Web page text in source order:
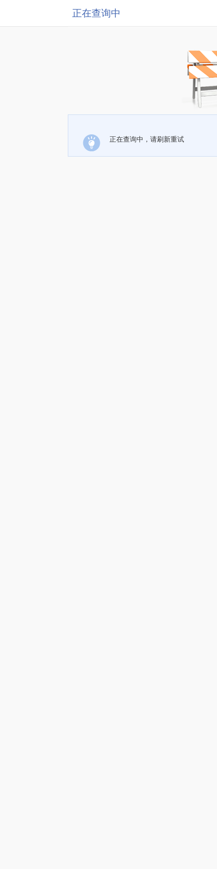
正在查询中
正在查询中，请刷新重试